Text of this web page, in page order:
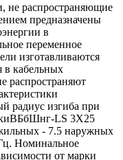
распространяющие
предназначены
в
переменное
изготавливаются
кабельных
распространяют
радиус изгиба при
LS 3Х25
- 7.5 наружных
Номинальное
от марки